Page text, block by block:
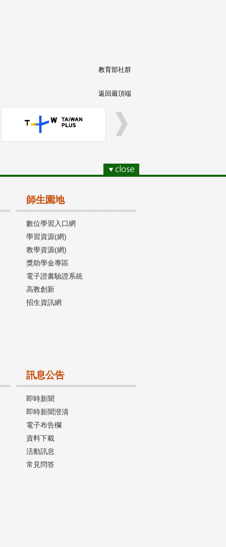
教育部社群
返回最頂端
師生園地
數位學習入口網
學習資源(網)
教學資源(網)
獎助學金專區
電子證書驗證系統
高教創新
招生資訊網
訊息公告
即時新聞
即時新聞澄清
電子布告欄
資料下載
活動訊息
常見問答